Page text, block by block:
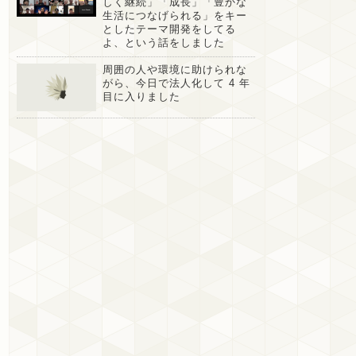
生活につなげられる」をキー
としたテーマ開発をしてる
よ、という話をしました
周囲の人や環境に助けられな
がら、今日で法人化して 4 年
目に入りました